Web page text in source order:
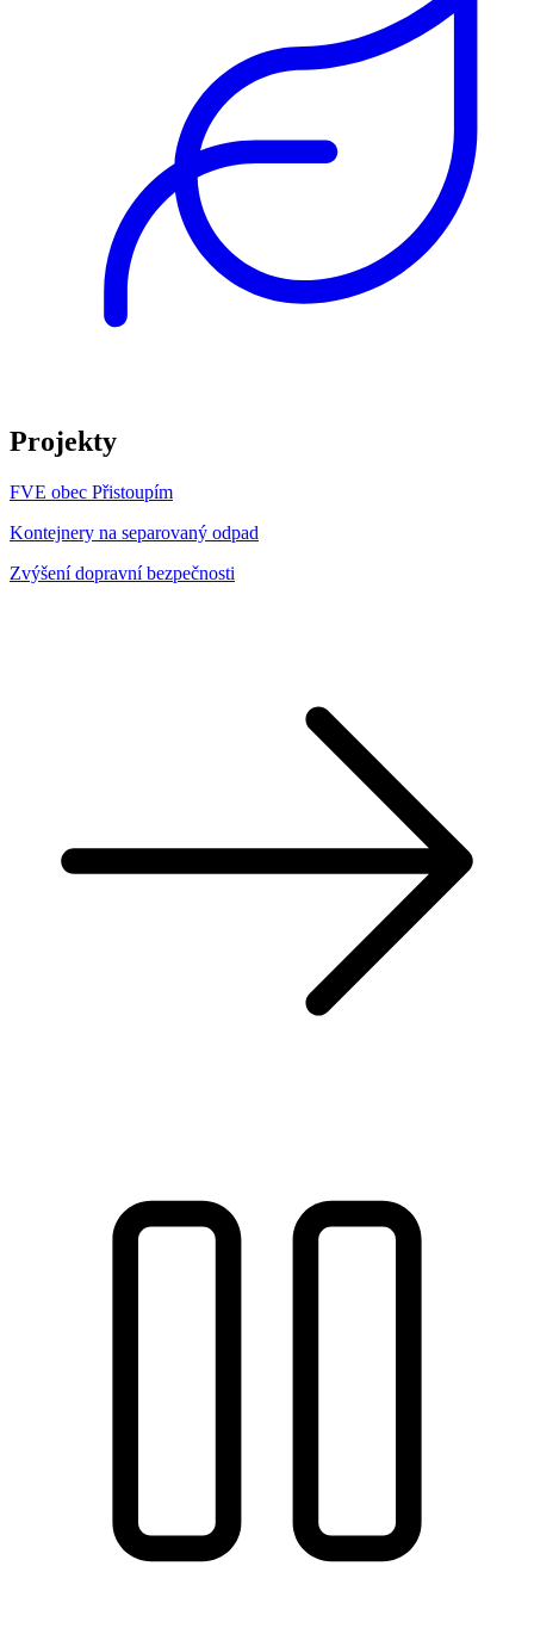
Projekty
FVE obec Přistoupím
Kontejnery na separovaný odpad
Zvýšení dopravní bezpečnosti